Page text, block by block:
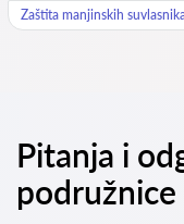
Zaštita manjinskih
Pitanja i
podružnice